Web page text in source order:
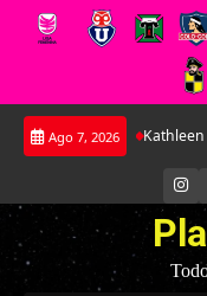
Saltar
Ago 7, 2026
Kathleen Brandt: La